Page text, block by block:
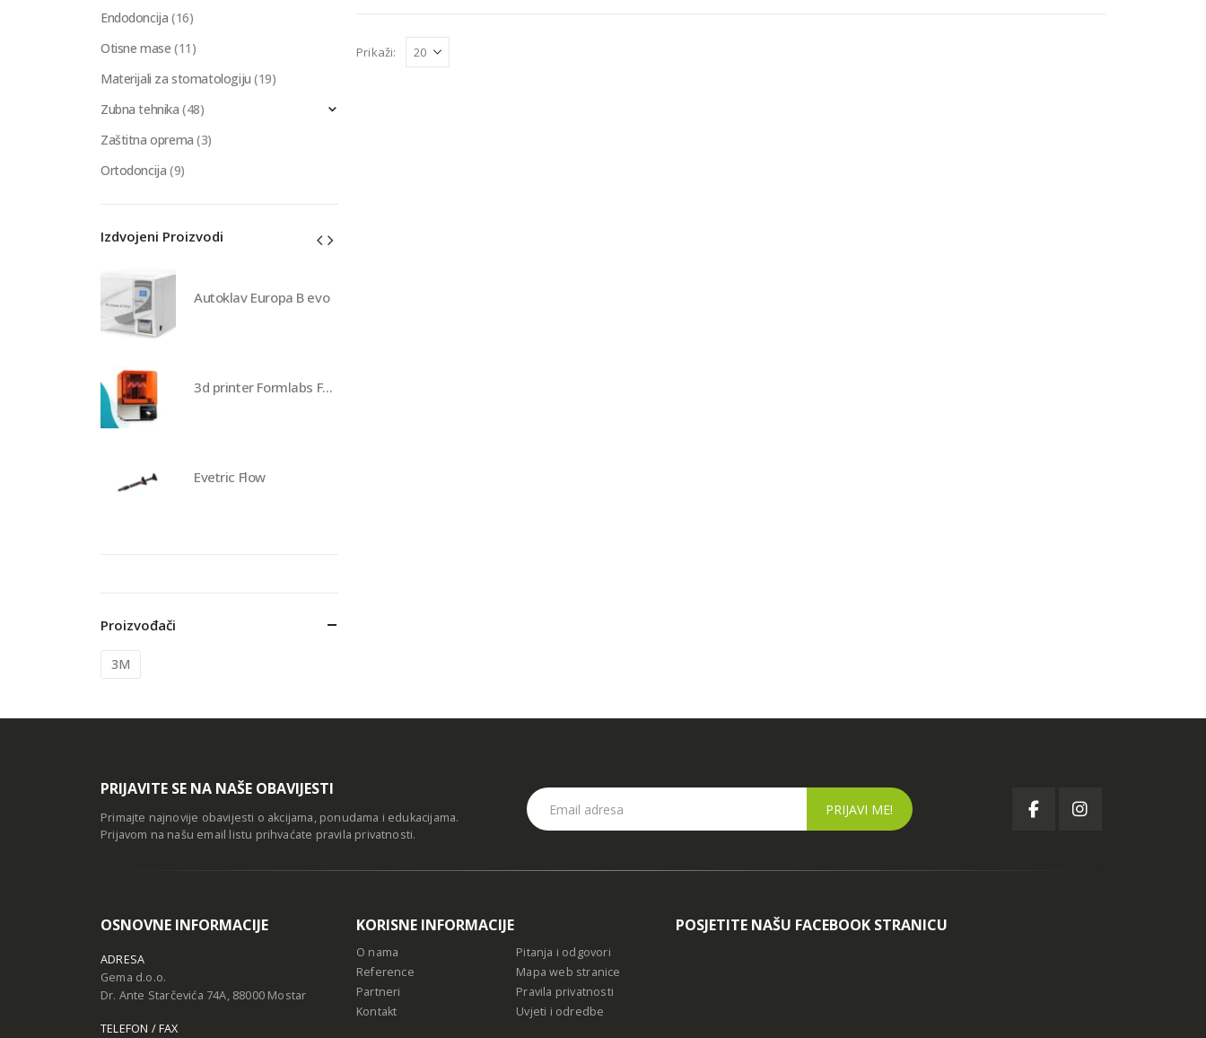
Prikaži:
Endodoncija (16)
Otisne mase (11)
Materijali za stomatologiju (19)
Zubna tehnika (48)
Zaštitna oprema (3)
Ortodoncija (9)
Izdvojeni Proizvodi
Autoklav Europa B evo
3d printer Formlabs Form 4b
Evetric Flow
Proizvođači
3M
PRIJAVITE SE NA NAŠE OBAVIJESTI
Primajte najnovije obavijesti o akcijama, ponudama i edukacijama.
Prijavom na našu email listu prihvaćate pravila privatnosti.
OSNOVNE INFORMACIJE
ADRESA
Gema d.o.o.
Dr. Ante Starčevića 74A, 88000 Mostar
TELEFON / FAX
KORISNE INFORMACIJE
O nama
Reference
Partneri
Kontakt
Pitanja i odgovori
Mapa web stranice
Pravila privatnosti
Uvjeti i odredbe
POSJETITE NAŠU FACEBOOK STRANICU